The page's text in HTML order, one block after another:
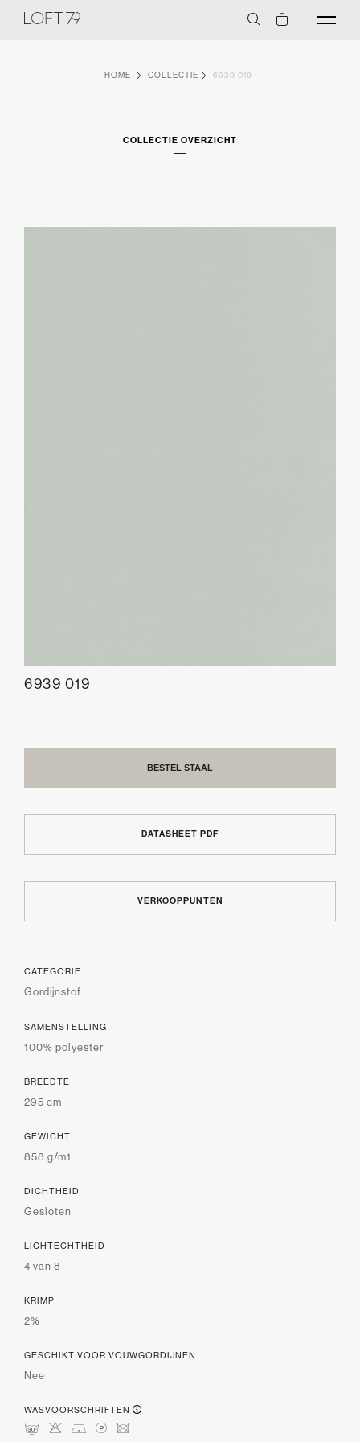
HOME COLLECTIE 6939 019
COLLECTIE OVERZICHT
6939 019
BESTEL STAAL
DATASHEET PDF
VERKOOPPUNTEN
CATEGORIE
Gordijnstof
SAMENSTELLING
100% polyester
BREEDTE
295 cm
GEWICHT
858 g/m1
DICHTHEID
Gesloten
LICHTECHTHEID
4 van 8
KRIMP
2%
GESCHIKT VOOR VOUWGORDIJNEN
Nee
WASVOORSCHRIFTEN
mHDLU